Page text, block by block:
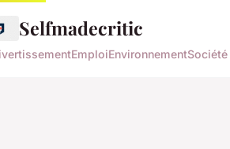
Selfmadecritic
EmploiEnvironnementSociété